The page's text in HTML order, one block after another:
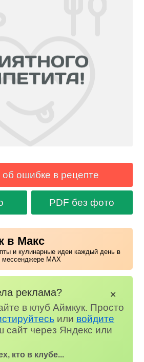
ошибке в рецепте
PDF без фото
в Макс
и кулинарные идеи каждый день в
мессенджере MAX
реклама?
в клуб Аймкук. Просто
или войдите
сайт через Яндекс или
кто в клубе...
✕